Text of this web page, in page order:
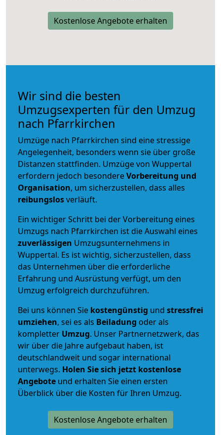
Kostenlose Angebote erhalten
Wir sind die besten
Umzugsexperten für den Umzug
nach Pfarrkirchen
Umzüge nach Pfarrkirchen sind eine stressige
Angelegenheit, besonders wenn sie über große
Distanzen stattfinden. Umzüge von Wuppertal
erfordern jedoch besondereVorbereitung und
Organisation, um sicherzustellen, dass alles
reibungslosverläuft.
Ein wichtiger Schritt bei der Vorbereitung eines
Umzugs nach Pfarrkirchen ist die Auswahl eines
zuverlässigen Umzugsunternehmens in
Wuppertal. Es ist wichtig, sicherzustellen, dass
das Unternehmen über die erforderliche
Erfahrung und Ausrüstung verfügt, um den
Umzug erfolgreich durchzuführen.
Bei uns können Sie kostengünstig und stressfrei
umziehen, sei es als Beiladung oder als
kompletter Umzug. Unser Partnernetzwerk, das
wir über die Jahre aufgebaut haben, ist
deutschlandweit und sogar international
unterwegs. Holen Sie sich jetzt kostenlose
Angebote und erhalten Sie einen ersten
Überblick über die Kosten für Ihren Umzug.
Kostenlose Angebote erhalten